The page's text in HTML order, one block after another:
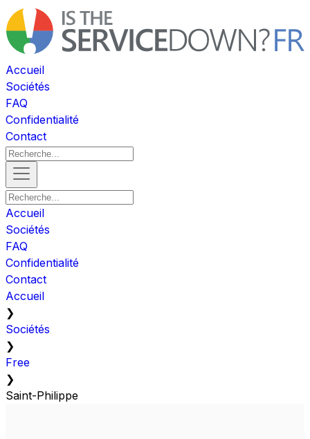
Accueil
Sociétés
FAQ
Confidentialité
Contact
Accueil
Sociétés
FAQ
Confidentialité
Contact
Accueil
❯
Sociétés
❯
Free
❯
Saint-Philippe